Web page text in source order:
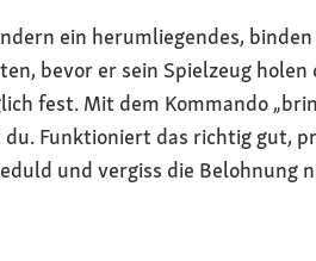
ein herumliegendes,
bevor er sein Spielzeug holen
fest. Mit dem Kommando
Funktioniert das richtig gut,
und vergiss die Belohnung